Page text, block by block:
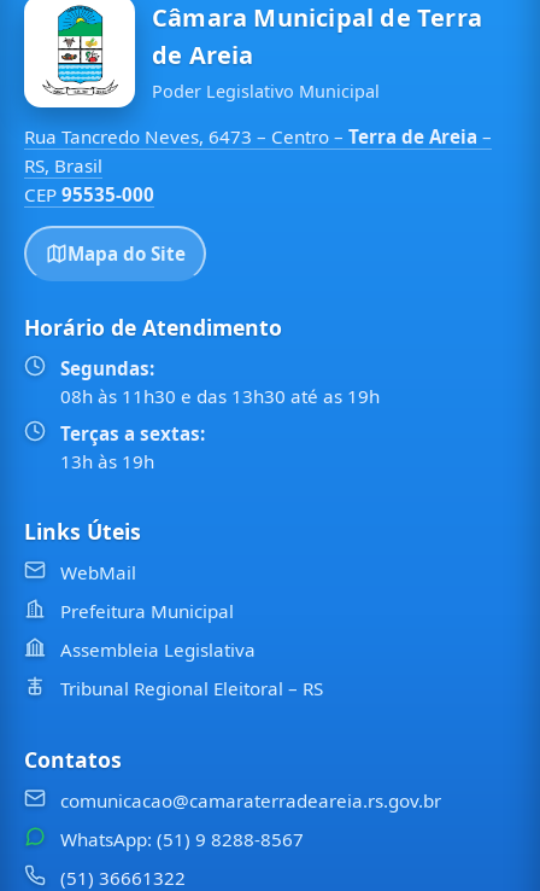
Câmara Municipal de Terra
de Areia
Poder Legislativo Municipal
Rua Tancredo Neves, 6473 – Centro – Terra de Areia –
RS, Brasil
CEP 95535-000
Mapa do Site
Horário de Atendimento
Segundas:
08h às 11h30 e das 13h30 até as 19h
Terças a sextas:
13h às 19h
Links Úteis
WebMail
Prefeitura Municipal
Assembleia Legislativa
Tribunal Regional Eleitoral – RS
Contatos
comunicacao@camaraterradeareia.rs.gov.br
WhatsApp: (51) 9 8288-8567
(51) 36661322